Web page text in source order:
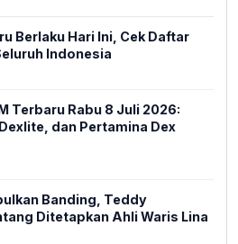
Berlaku Hari Ini, Cek Daftar
Indonesia
Terbaru Rabu 8 Juli 2026:
dan Pertamina Dex
Banding, Teddy
Ditetapkan Ahli Waris Lina